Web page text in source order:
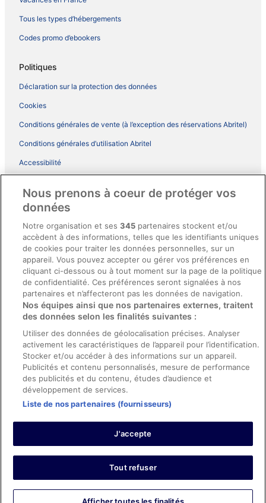
Tous les types d’hébergements
Codes promo d’ebookers
Politiques
Déclaration sur la protection des données
Cookies
Conditions générales de vente (à l’exception des réservations Abritel)
Conditions générales d’utilisation Abritel
Accessibilité
Conditions générales du programme BONUS+ d’ebookers
Directives de contenu et signalement de contenus
Aide
Soutien
Annuler votre réservation d’hôtel ou de propriété de vacances
Échéances de remboursement
Utiliser un coupon ebookers
Electron, CartaSi, Carte Bleue, PayPal et Eurocard.
© 2026 Expedia, Inc., une entreprise d’Expedia Group. Tous droits
réservés. ebookers et le logo ebookers sont des marques
commerciales ou des marques déposées d’Expedia, Inc.
Nous prenons à coeur de protéger vos
données
Notre organisation et ses345 partenaires stockent et/ou
accèdent à des informations, telles que les identifiants uniques
de cookies pour traiter les données personnelles, sur un
appareil. Vous pouvez accepter ou gérer vos préférences en
cliquant ci-dessous ou à tout moment sur la page de la politique
de confidentialité. Ces préférences seront signalées à nos
partenaires et n’affecteront pas les données de navigation.
Nos équipes ainsi que nos partenaires externes, traitent
des données selon les finalités suivantes :
Utiliser des données de géolocalisation précises. Analyser
activement les caractéristiques de l’appareil pour l’identification.
Stocker et/ou accéder à des informations sur un appareil.
Publicités et contenu personnalisés, mesure de performance
des publicités et du contenu, études d’audience et
développement de services.
Liste de nos partenaires (fournisseurs)
J'accepte
Tout refuser